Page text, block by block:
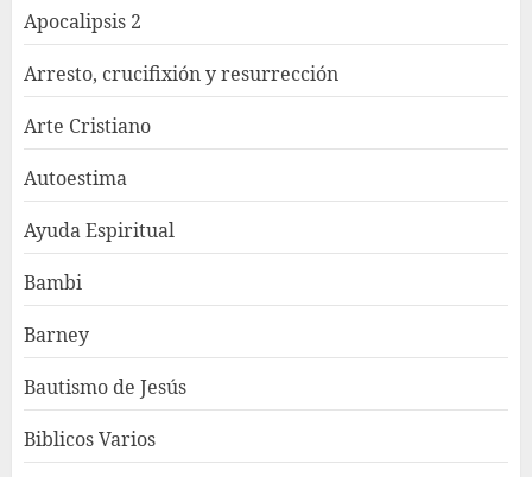
Apocalipsis 2
Arresto, crucifixión y resurrección
Arte Cristiano
Autoestima
Ayuda Espiritual
Bambi
Barney
Bautismo de Jesús
Biblicos Varios